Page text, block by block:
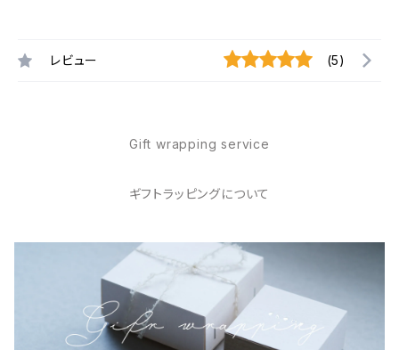
レビュー (5)
Gift wrapping service
ギフトラッピングについて